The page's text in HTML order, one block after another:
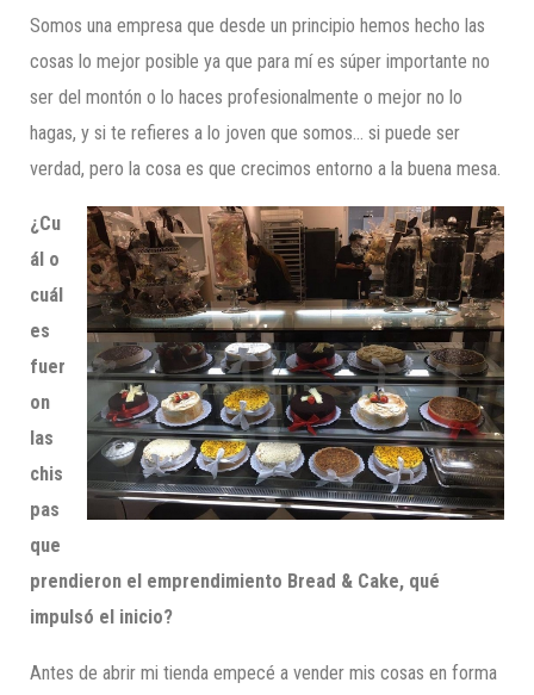
Somos una empresa que desde un principio hemos hecho las
cosas lo mejor posible ya que para mí es súper importante no
ser del montón o lo haces profesionalmente o mejor no lo
hagas, y si te refieres a lo joven que somos… si puede ser
verdad, pero la cosa es que crecimos entorno a la buena mesa.
¿Cu
ál o
cuál
es
fuer
on
las
chis
pas
que
prendieron el emprendimiento Bread & Cake, qué
impulsó el inicio?
Antes de abrir mi tienda empecé a vender mis cosas en forma